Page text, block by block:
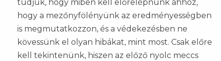
tudjuk, hogy miben kell előrelépnünk ahhoz,
hogy a mezőnyfölényünk az eredményességben
is megmutatkozzon, és a védekezésben ne
kövessünk el olyan hibákat, mint most. Csak előre
kell tekintenünk, hiszen az előző nyolc meccs